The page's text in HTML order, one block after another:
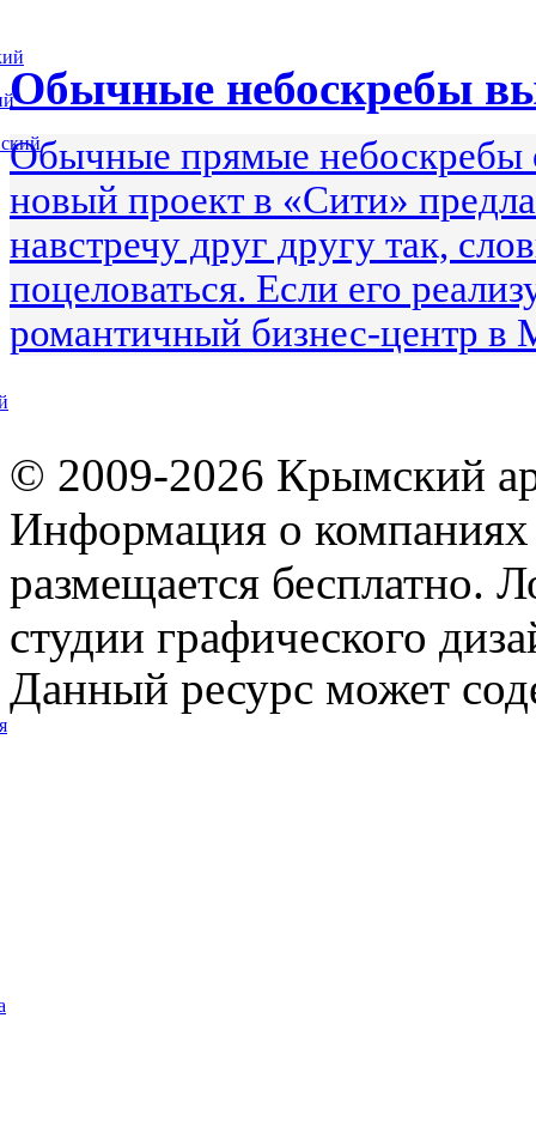
Обычные небоскребы
Обычные прямые небоскребы
новый проект в «Сити»
навстречу друг другу так,
поцеловаться. Если его
романтичный бизнес-центр в
© 2009-2026 Крымский
Информация о компаниях
размещается бесплатно.
студии графического
Данный ресурс может